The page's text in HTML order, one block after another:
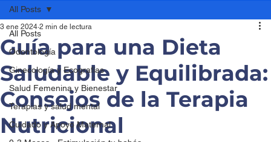
All Posts
Odontología
Ginecología y Ecografías
Salud Femenina y Bienestar
Terapias y salud mental
Cuidado y Apoyo Maternal
All Posts
Guía para una Dieta
Saludable y Equilibrada:
Consejos de la Terapia
Nutricional
3 ene 2024 2 min de lectura